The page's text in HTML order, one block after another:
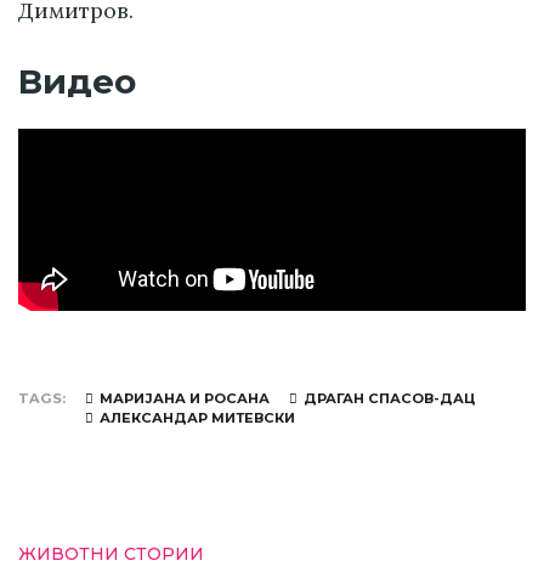
Димитров.
Видео
TAGS МАРИЈАНА И РОСАНА
ДРАГАН СПАСОВ-ДАЦ
АЛЕКСАНДАР МИТЕВСКИ
ЖИВОТНИ СТОРИИ